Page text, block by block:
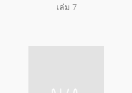
เล่ม 7